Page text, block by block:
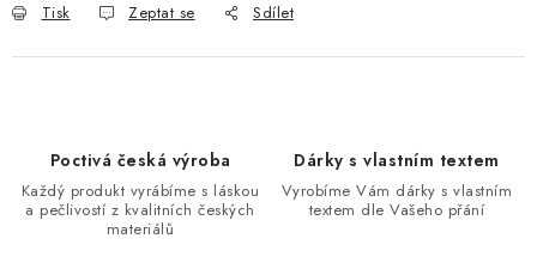
Tisk Zeptat se Sdílet
Poctivá česká výroba
Každý produkt vyrábíme s láskou
a pečlivostí z kvalitních českých
materiálů
Dárky s vlastním textem
Vyrobíme Vám dárky s vlastním
textem dle Vašeho přání